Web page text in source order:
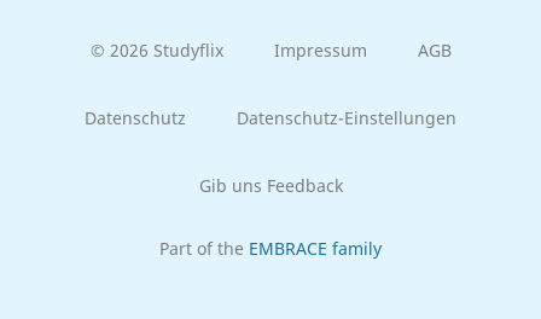
© 2026 Studyflix Impressum AGB
Datenschutz Datenschutz-Einstellungen
Gib uns Feedback
Part of the EMBRACE family